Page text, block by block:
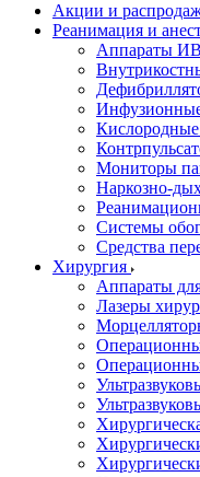
Акции и
Реанимация и
Аппараты
Мониторы
Наркозно-
Системы
Средства
Хирургия
Аппараты
Лазеры